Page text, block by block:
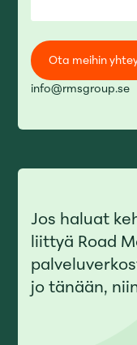
info@rmsgroup.se
Jos haluat
liittyä Road
jo tänään,